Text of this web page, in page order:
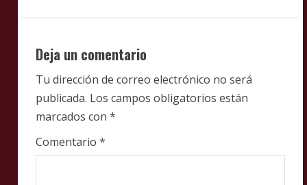
e
R
e
a
d
Deja un comentario
Tu dirección de correo electrónico no será
publicada. Los campos obligatorios están
marcados con *
Comentario *